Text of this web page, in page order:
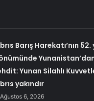
Barış Harekatı’nın 52.
Yunan Silahlı
yakındır
Ağustos 6, 2026